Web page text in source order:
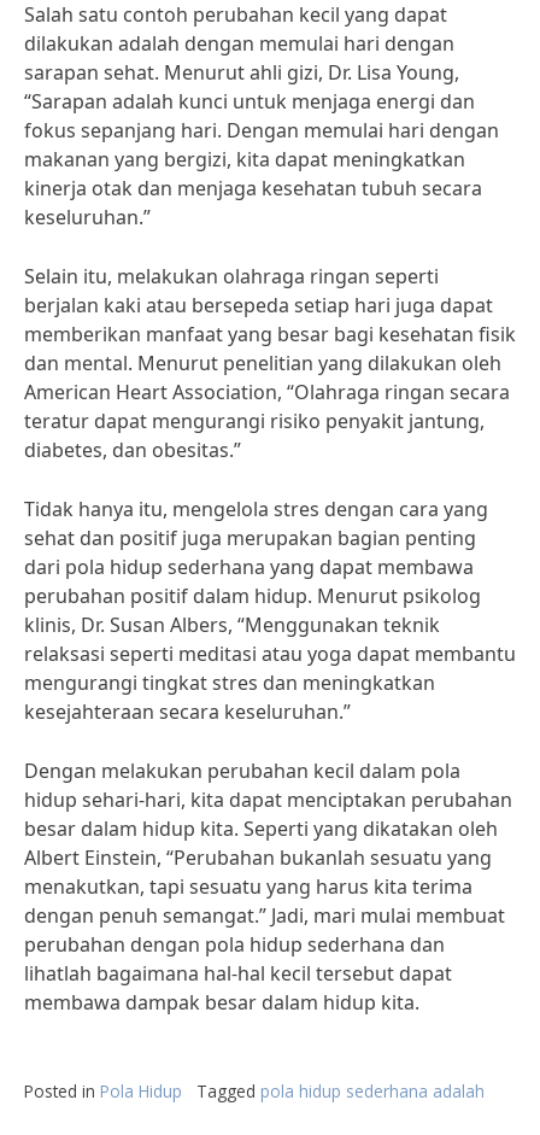
Salah satu contoh perubahan kecil yang dapat
dilakukan adalah dengan memulai hari dengan
sarapan sehat. Menurut ahli gizi, Dr. Lisa Young,
“Sarapan adalah kunci untuk menjaga energi dan
fokus sepanjang hari. Dengan memulai hari dengan
makanan yang bergizi, kita dapat meningkatkan
kinerja otak dan menjaga kesehatan tubuh secara
keseluruhan.”
Selain itu, melakukan olahraga ringan seperti
berjalan kaki atau bersepeda setiap hari juga dapat
memberikan manfaat yang besar bagi kesehatan fisik
dan mental. Menurut penelitian yang dilakukan oleh
American Heart Association, “Olahraga ringan secara
teratur dapat mengurangi risiko penyakit jantung,
diabetes, dan obesitas.”
Tidak hanya itu, mengelola stres dengan cara yang
sehat dan positif juga merupakan bagian penting
dari pola hidup sederhana yang dapat membawa
perubahan positif dalam hidup. Menurut psikolog
klinis, Dr. Susan Albers, “Menggunakan teknik
relaksasi seperti meditasi atau yoga dapat membantu
mengurangi tingkat stres dan meningkatkan
kesejahteraan secara keseluruhan.”
Dengan melakukan perubahan kecil dalam pola
hidup sehari-hari, kita dapat menciptakan perubahan
besar dalam hidup kita. Seperti yang dikatakan oleh
Albert Einstein, “Perubahan bukanlah sesuatu yang
menakutkan, tapi sesuatu yang harus kita terima
dengan penuh semangat.” Jadi, mari mulai membuat
perubahan dengan pola hidup sederhana dan
lihatlah bagaimana hal-hal kecil tersebut dapat
membawa dampak besar dalam hidup kita.
Posted in Pola Hidup Tagged pola hidup sederhana adalah